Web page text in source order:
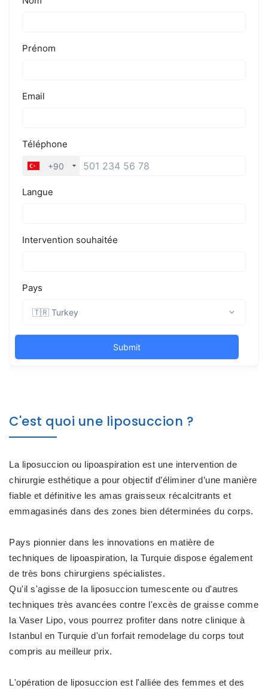
C'est quoi une liposuccion ?
La liposuccion ou lipoaspiration est une intervention de
chirurgie esthétique a pour objectif d’éliminer d’une manière
fiable et définitive les amas graisseux récalcitrants et
emmagasinés dans des zones bien déterminées du corps.
Pays pionnier dans les innovations en matière de
techniques de lipoaspiration, la Turquie dispose également
de très bons chirurgiens spécialistes.
Qu'il s'agisse de la liposuccion tumescente ou d'autres
techniques très avancées contre l'excès de graisse comme
la Vaser Lipo, vous pourrez profiter dans notre clinique à
Istanbul en Turquie d'un forfait remodelage du corps tout
compris au meilleur prix.
L'opération de liposuccion est l'alliée des femmes et des